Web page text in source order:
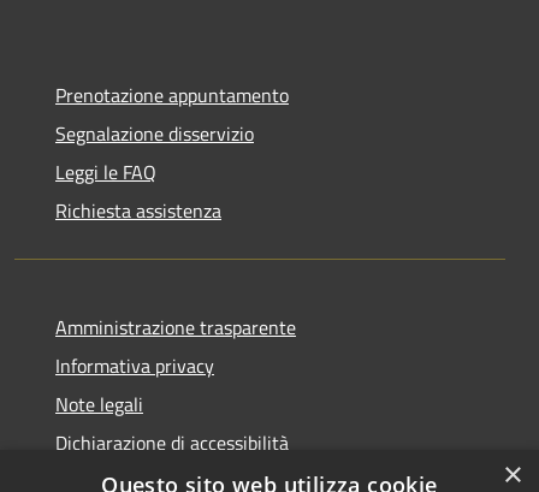
Prenotazione appuntamento
Segnalazione disservizio
Leggi le FAQ
Richiesta assistenza
Amministrazione trasparente
Informativa privacy
Note legali
Dichiarazione di accessibilità
×
Questo sito web utilizza cookie